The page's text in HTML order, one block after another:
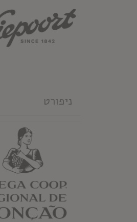
ניפורט